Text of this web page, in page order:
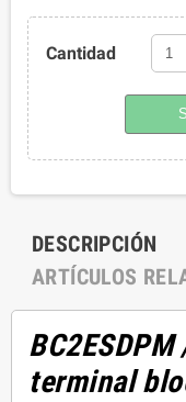
Cantidad
DESCRIPCIÓN
ARTÍCULOS
BC2ESDPM
terminal